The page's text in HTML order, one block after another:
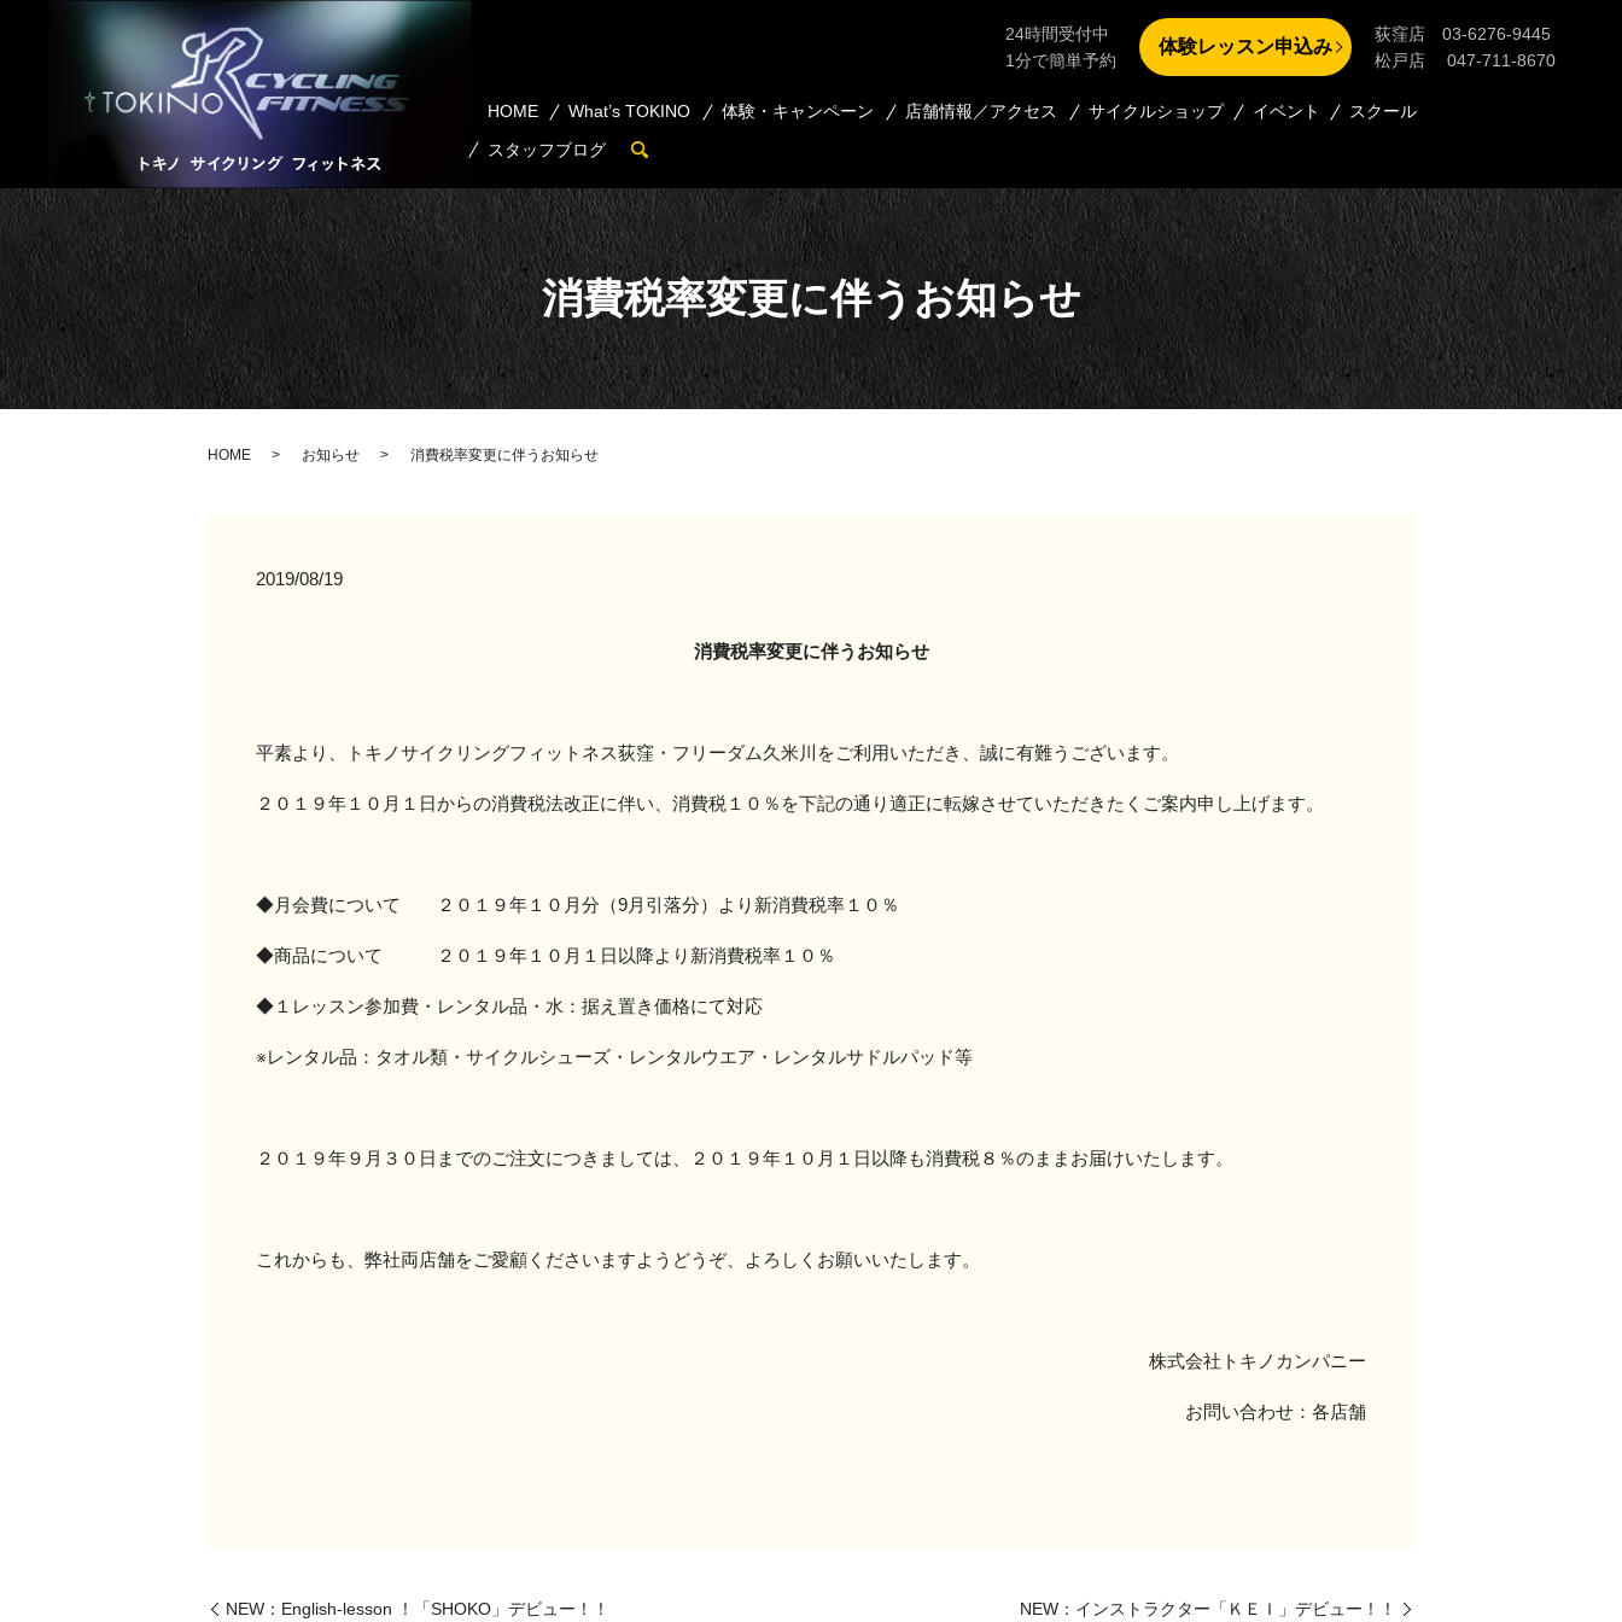
HOME What’s TOKINO 体験・キャンペーン 店舗情報／アクセス サイクルショップ イベント
スクール
スタッフブログ
search
24時間受付中
1分で簡単予約
体験レッスン申込み
荻窪店 03-6276-9445
松戸店 047-711-8670
消費税率変更に伴うお知らせ
HOME お知らせ 消費税率変更に伴うお知らせ
2019/08/19
消費税率変更に伴うお知らせ
平素より、トキノサイクリングフィットネス荻窪・フリーダム久米川をご利用いただき、誠に有難うございます。
２０１９年１０月１日からの消費税法改正に伴い、消費税１０％を下記の通り適正に転嫁させていただきたくご案内申し上げます。
◆月会費について ２０１９年１０月分（9月引落分）より新消費税率１０％
◆商品について ２０１９年１０月１日以降より新消費税率１０％
◆１レッスン参加費・レンタル品・水：据え置き価格にて対応
※レンタル品：タオル類・サイクルシューズ・レンタルウエア・レンタルサドルパッド等
２０１９年９月３０日までのご注文につきましては、２０１９年１０月１日以降も消費税８％のままお届けいたします。
これからも、弊社両店舗をご愛顧くださいますようどうぞ、よろしくお願いいたします。
株式会社トキノカンパニー
お問い合わせ：各店舗
NEW：English‐lesson ！「SHOKO」デビュー！！ NEW：インストラクター「ＫＥＩ」デビュー！！